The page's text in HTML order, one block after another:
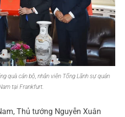
quà cán bộ, nhân viên Tổng Lãnh sự quán
tại Frankfurt.
Thủ tướng Nguyễn Xuân